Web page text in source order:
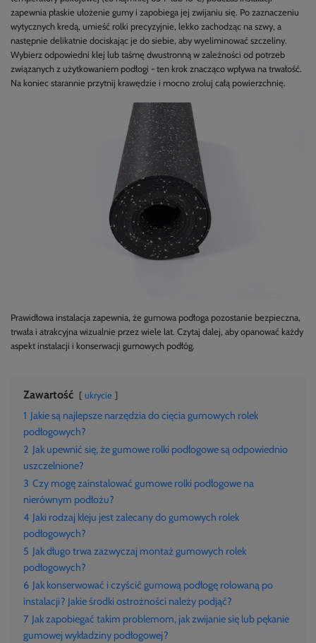
zapewnia płaskie ułożenie gumy i zapobiega jej zwijaniu się. Po zaznaczeniu
wytycznych kredą, umieść rolki precyzyjnie, lekko zachodząc na szwy, a
następnie delikatnie dociskając je do siebie, aby wyeliminować szczeliny.
Wybierz odpowiedni klej lub taśmę dwustronną w zależności od potrzeb
związanych z użytkowaniem podłogi - ten krok znacząco wpływa na trwałość.
Na koniec starannie przytnij krawędzie i mocno zroluj całą powierzchnię.
Prawidłowa instalacja zapewnia, że gumowa podłoga pozostanie bezpieczna,
trwała i atrakcyjna wizualnie przez wiele lat. Czytaj dalej, aby opanować każdy
aspekt instalacji i konserwacji gumowych podłóg.
Zawartość ukrycie
1 Jakie są najlepsze narzędzia do cięcia gumowych rolek
podłogowych?
2 Jak upewnić się, że gumowe rolki podłogowe są odpowiednio
uszczelnione?
3 Czy mogę zainstalować gumowe rolki podłogowe na
nierównym podłożu?
4 Jaki rodzaj kleju jest zalecany do gumowych rolek
podłogowych?
5 Jak długo trwa zazwyczaj montaż gumowych rolek
podłogowych?
6 Jak konserwować i czyścić gumową podłogę rolowaną po
instalacji? Jakie środki ostrożności należy podjąć?
7 Jak zapobiegać takim problemom, jak zwijanie się lub pękanie
gumowej wykładziny podłogowej?